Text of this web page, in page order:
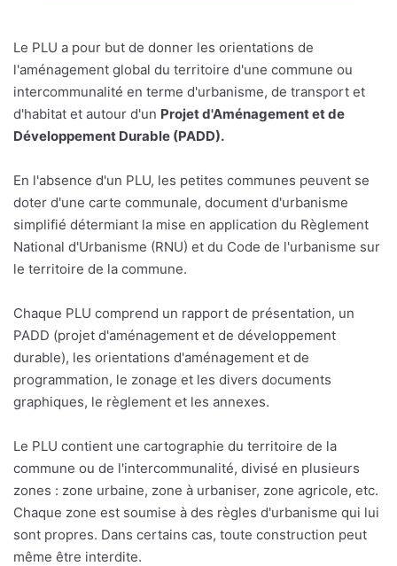
Le PLU a pour but de donner les orientations de
l'aménagement global du territoire d'une commune ou
intercommunalité en terme d'urbanisme, de transport et
d'habitat et autour d'un Projet d'Aménagement et de
Développement Durable (PADD).
En l'absence d'un PLU, les petites communes peuvent se
doter d'une carte communale, document d'urbanisme
simplifié détermiant la mise en application du Règlement
National d'Urbanisme (RNU) et du Code de l'urbanisme sur
le territoire de la commune.
Chaque PLU comprend un rapport de présentation, un
PADD (projet d'aménagement et de développement
durable), les orientations d'aménagement et de
programmation, le zonage et les divers documents
graphiques, le règlement et les annexes.
Le PLU contient une cartographie du territoire de la
commune ou de l'intercommunalité, divisé en plusieurs
zones : zone urbaine, zone à urbaniser, zone agricole, etc.
Chaque zone est soumise à des règles d'urbanisme qui lui
sont propres. Dans certains cas, toute construction peut
même être interdite.